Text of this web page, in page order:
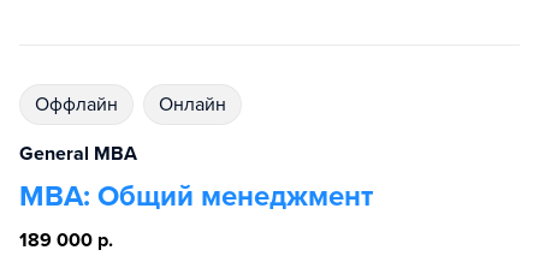
Оффлайн Онлайн
General MBA
MBA: Общий менеджмент
189 000 р.